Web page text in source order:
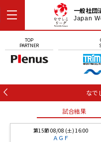
一般社団
Japan
TOP
PARTNER
なで
試合結果
第15節 08/08 (土) 16:00
ＡＧＦ